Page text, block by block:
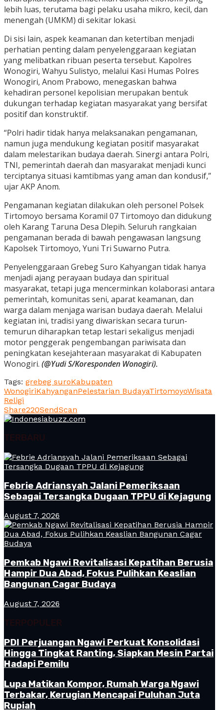
lebih luas, terutama bagi pelaku usaha mikro, kecil, dan
menengah (UMKM) di sekitar lokasi.
Di sisi lain, aspek keamanan dan ketertiban menjadi
perhatian penting dalam penyelenggaraan kegiatan
yang melibatkan ribuan peserta tersebut. Kapolres
Wonogiri, Wahyu Sulistyo, melalui Kasi Humas Polres
Wonogiri, Anom Prabowo, menegaskan bahwa
kehadiran personel kepolisian merupakan bentuk
dukungan terhadap kegiatan masyarakat yang bersifat
positif dan konstruktif.
“Polri hadir tidak hanya melaksanakan pengamanan,
namun juga mendukung kegiatan positif masyarakat
dalam melestarikan budaya daerah. Sinergi antara Polri,
TNI, pemerintah daerah dan masyarakat menjadi kunci
terciptanya situasi kamtibmas yang aman dan kondusif,”
ujar AKP Anom.
Pengamanan kegiatan dilakukan oleh personel Polsek
Tirtomoyo bersama Koramil 07 Tirtomoyo dan didukung
oleh Karang Taruna Desa Dlepih. Seluruh rangkaian
pengamanan berada di bawah pengawasan langsung
Kapolsek Tirtomoyo, Yuni Tri Suwarno Putra.
Penyelenggaraan Grebeg Suro Kahyangan tidak hanya
menjadi ajang perayaan budaya dan spiritual
masyarakat, tetapi juga mencerminkan kolaborasi antara
pemerintah, komunitas seni, aparat keamanan, dan
warga dalam menjaga warisan budaya daerah. Melalui
kegiatan ini, tradisi yang diwariskan secara turun-
temurun diharapkan tetap lestari sekaligus menjadi
motor penggerak pengembangan pariwisata dan
peningkatan kesejahteraan masyarakat di Kabupaten
Wonogiri. (@Yudi S/Koresponden Wonogiri).
Tags: grebeg suroKabupaten
WonogiriKahyanganPelestarian BudayaTirtomoyoWisata
Religi
Share220SendScan
TERBARU
Febrie Adriansyah Jalani Pemeriksaan
Sebagai Tersangka Dugaan TPPU di Kejagung
August 7, 2026
Pemkab Ngawi Revitalisasi Kepatihan Berusia
Hampir Dua Abad, Fokus Pulihkan Keaslian
Bangunan Cagar Budaya
August 7, 2026
TERPOPULER
PDI Perjuangan Ngawi Perkuat Konsolidasi
Hingga Tingkat Ranting, Siapkan Mesin Partai
Hadapi Pemilu
Lupa Matikan Kompor, Rumah Warga Ngawi
Terbakar, Kerugian Mencapai Puluhan Juta
Rupiah